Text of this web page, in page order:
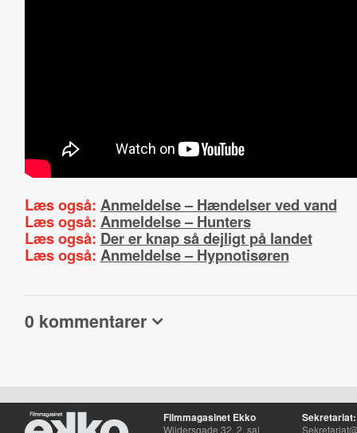
Læs også: Anmeldelse – Hændelser ved vand
Læs også: Anmeldelse – Hunters
Læs også: Der er knap så dejligt på landet
Læs også: Anmeldelse – Hypnotisøren
0 kommentarer
Filmmagasinet Ekko
Wildersgade 32, 2. sal
Sekretariat: